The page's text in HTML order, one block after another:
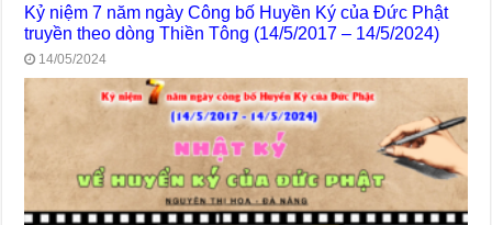
Kỷ niệm 7 năm ngày Công bố Huyền Ký của Đức Phật
truyền theo dòng Thiền Tông (14/5/2017 – 14/5/2024)
14/05/2024